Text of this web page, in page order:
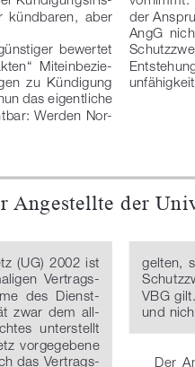
kündbaren,  aber
bewertet
Miteinbezie-
zu  Kündigung
das eigentliche
Werden Nor-
der
AngG
Schut
Angestellte der
(UG)  2002  ist
Vertrags-
des  Dienst-
zwar  dem  all-
unterstellt
vorgegebene
das Vertrags-
gelten,
VBG
und
Der